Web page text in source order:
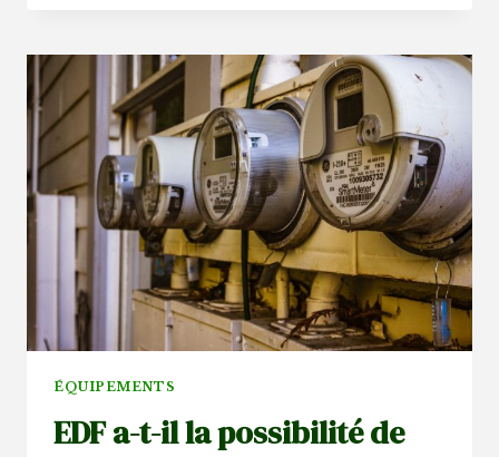
CORRECTE
POUR
COUPER
UNE
PLAQUE
DE
PLÂTRE
PROPREMENT
?
ÉQUIPEMENTS
EDF a-t-il la possibilité de